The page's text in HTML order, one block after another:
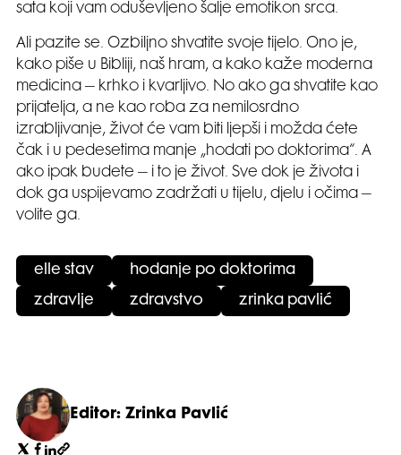
sata koji vam oduševljeno šalje emotikon srca.
Ali pazite se. Ozbiljno shvatite svoje tijelo. Ono je,
kako piše u Bibliji, naš hram, a kako kaže moderna
medicina – krhko i kvarljivo. No ako ga shvatite kao
prijatelja, a ne kao roba za nemilosrdno
izrabljivanje, život će vam biti ljepši i možda ćete
čak i u pedesetima manje „hodati po doktorima“. A
ako ipak budete – i to je život. Sve dok je života i
dok ga uspijevamo zadržati u tijelu, djelu i očima –
volite ga.
elle stav hodanje po doktorima
zdravlje zdravstvo zrinka pavlić
Editor: Zrinka Pavlić